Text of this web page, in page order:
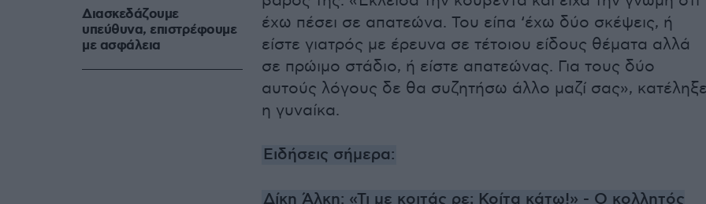
έχω πέσει σε απατεώνα. Του είπα ‘έχω δύο σκέψεις, ή
είστε γιατρός με έρευνα σε τέτοιου είδους θέματα αλλά
σε πρώιμο στάδιο, ή είστε απατεώνας. Για τους δύο
αυτούς λόγους δε θα συζητήσω άλλο μαζί σας»,
η γυναίκα.
Ειδήσεις σήμερα:
Δίκη Άλκη: «Τι με κοιτάς ρε; Κοίτα κάτω!» - Ο κολλητός
Διασκεδάζουμε
υπεύθυνα, επιστρέφουμε
με ασφάλεια